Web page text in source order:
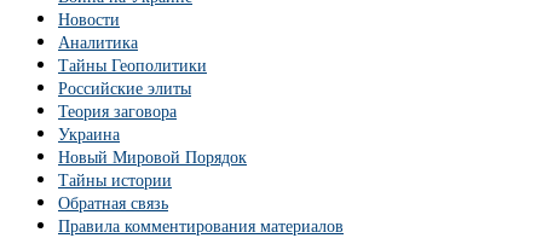
Новости
Аналитика
Тайны Геополитики
Российские элиты
Теория заговора
Украина
Новый Мировой Порядок
Тайны истории
Обратная связь
Правила комментирования материалов